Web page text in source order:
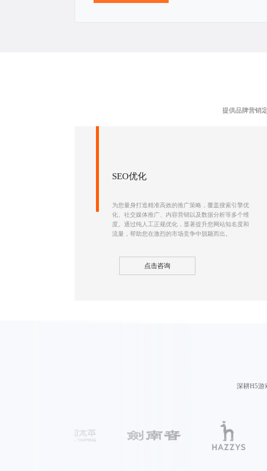
提供品牌营销
SEO优化
为您量身打造精准高效的推广策略，覆盖搜索引擎优
化、社交媒体推广、内容营销以及数据分析等多个维
度。通过纯人工正规优化，显著提升您网站知名度和
流量，帮助您在激烈的市场竞争中脱颖而出。
点击咨询
深耕H5游